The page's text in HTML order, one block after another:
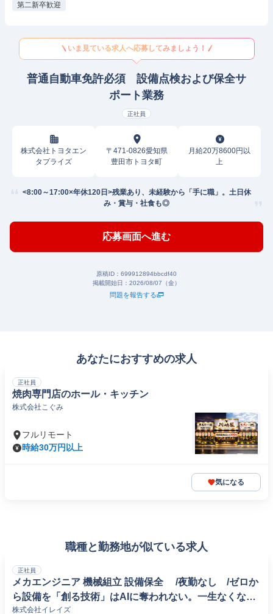
第二新卒歓迎
いま見ている求人へ応募してみましょう！
普通自動車免許必須 設備点検および保全サ
ポート業務
正社員
株式会社トヨタエン
タプライズ
〒471-0826愛知県
豊田市トヨタ町
月給20万8600円以
上
<8:00～17:00×年休120日>残業あり、未経験から「手に職」。土日休
み・賞与・社食も◎
応募画面へ進む
原稿ID： 699912894bbcdf40
掲載開始日： 2026/08/07（金）
問題を報告する
あなたにおすすめの求人
正社員
焼肉専門店のホール・キッチン
株式会社こぐみ
フルリモート
時給30万円以上
気になる
職種と勤務地が似ている求人
正社員
メカエンジニア 機械組立 設備保全 /夜勤なし /ゼロか
ら設備を「創る技術」はAIに奪われない。一生なくなら
ない仕事で、絶対に食いっぱぐれない。 /日本語レベル
株式会社イレイズ